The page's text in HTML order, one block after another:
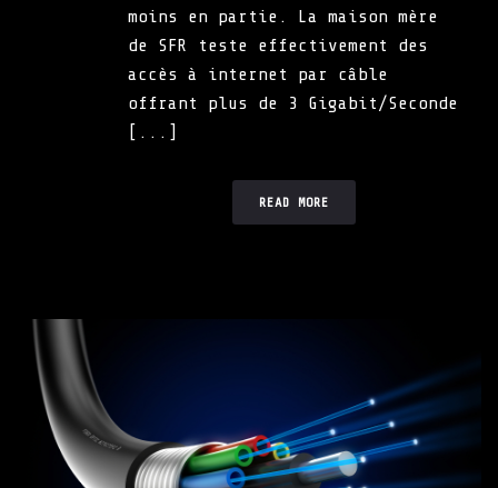
moins en partie. La maison mère
de SFR teste effectivement des
accès à internet par câble
offrant plus de 3 Gigabit/Seconde
[...]
READ MORE